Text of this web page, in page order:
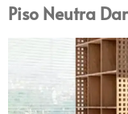
Piso Neutra